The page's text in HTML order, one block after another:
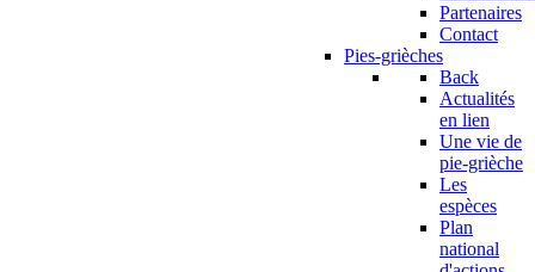
Partenaires
Contact
Pies-grièches
Back
Actualités
en lien
Une vie de
pie-grièche
Les
espèces
Plan
national